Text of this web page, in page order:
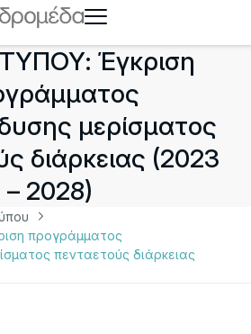
Έγκριση
μερίσματος
διάρκειας (2023
– 2028)
προγράμματος
πενταετούς διάρκειας